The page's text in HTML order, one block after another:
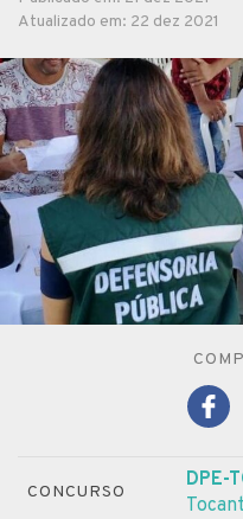
Atualizado em: 22 dez 2021
CONCURSO
DPE-